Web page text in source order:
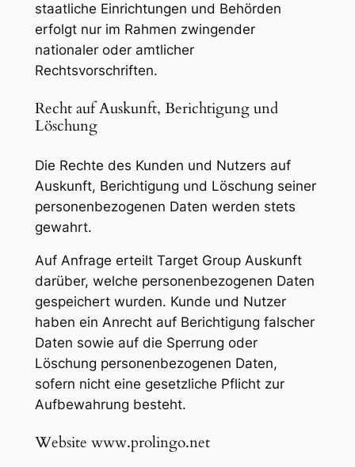
staatliche Einrichtungen und Behörden
erfolgt nur im Rahmen zwingender
nationaler oder amtlicher
Rechtsvorschriften.
Recht auf Auskunft, Berichtigung und
Löschung
Die Rechte des Kunden und Nutzers auf
Auskunft, Berichtigung und Löschung seiner
personenbezogenen Daten werden stets
gewahrt.
Auf Anfrage erteilt Target Group Auskunft
darüber, welche personenbezogenen Daten
gespeichert wurden. Kunde und Nutzer
haben ein Anrecht auf Berichtigung falscher
Daten sowie auf die Sperrung oder
Löschung personenbezogenen Daten,
sofern nicht eine gesetzliche Pflicht zur
Aufbewahrung besteht.
Website www.prolingo.net